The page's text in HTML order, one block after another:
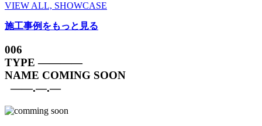
VIEW ALL, SHOWCASE
施工事例をもっと見る
006
TYPE ————
NAME COMING SOON
——.—.—